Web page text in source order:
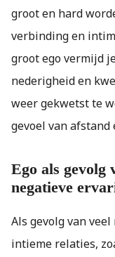
groot en hard
verbinding en
groot ego vermijd
nederigheid en
weer gekwetst te
gevoel van afstand
Ego als gevolg
negatieve
Als gevolg van
intieme relaties,